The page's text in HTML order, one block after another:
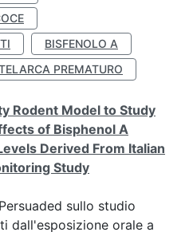
BISFENOLO A
PREMATURO
Rodent Model to Study
of Bisphenol A
Derived From Italian
Study
sullo studio
dall'esposizione orale a